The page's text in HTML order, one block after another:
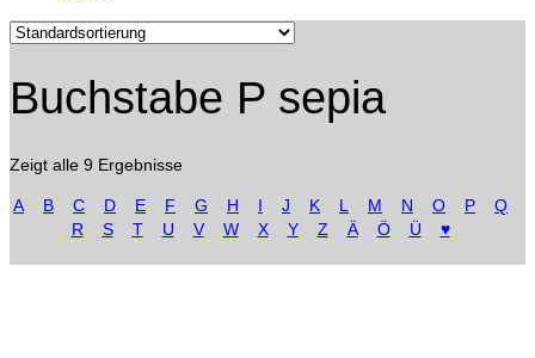
Buchstabe P sepia
Zeigt alle 9 Ergebnisse
A B C D E F G H I J K L M N O P
Q
R
S T U V W X Y Z Ä Ö Ü ♥